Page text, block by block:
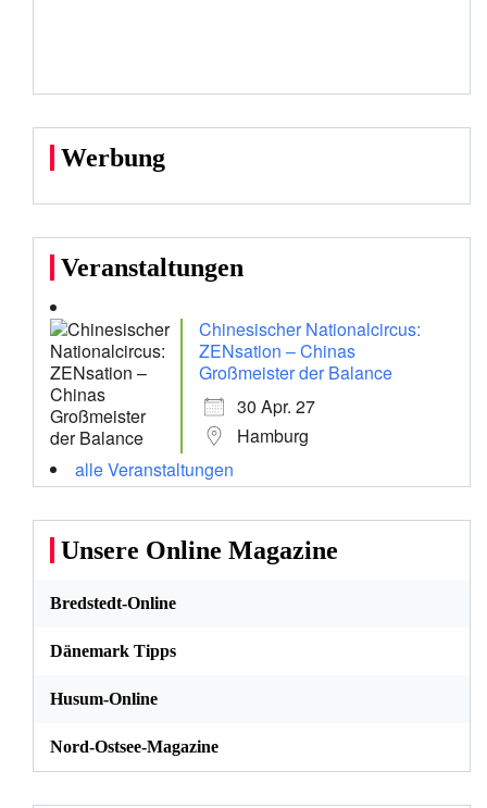
Werbung
Veranstaltungen
Chinesischer Nationalcircus:
ZENsation – Chinas
Großmeister der Balance
30 Apr. 27
Hamburg
alle Veranstaltungen
Unsere Online Magazine
Bredstedt-Online
Dänemark Tipps
Husum-Online
Nord-Ostsee-Magazine